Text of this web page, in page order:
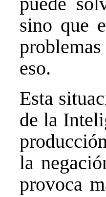
sino que
eso.
Esta
de la
la
provoca